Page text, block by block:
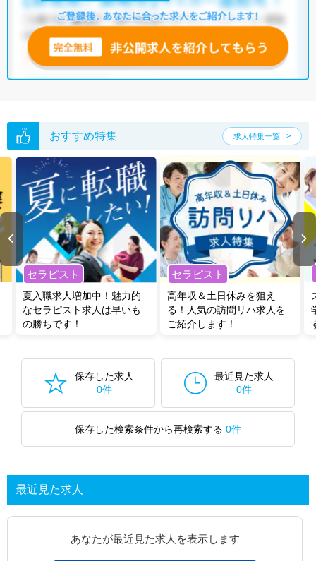
他の条件でも人気の求人がございますので、「こだわり条件」から検索
いただくか、お気軽にお問い合わせください。
全国のあん摩マッサージ指圧師求人
から検索いただくことも可能です。
無料転職支援サービス
にお申し込みいただくと、ご希望条件をヒアリン
グした上で求人をご提案いたします。
い。
おすすめ特集 求人特集一覧
セラピスト
夏入職求人増加中！魅力的
なセラピスト求人は早いも
の勝ちです！
セラピスト
高年収＆土日休みを狙え
る！人気の訪問リハ求人を
ご紹介します！
保存した求人
0件
最近見た求人
0件
保存した検索条件から再検索する 0件
最近見た求人
あなたが最近見た求人を表示します